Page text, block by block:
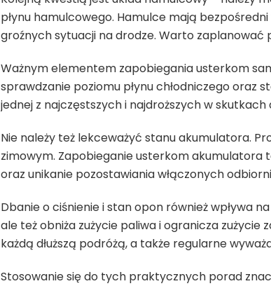
płynu hamulcowego. Hamulce mają
groźnych sytuacji na drodze. Warto
Ważnym elementem zapobiegania usterkom
sprawdzanie poziomu płynu chłodniczego oraz
jednej z najczęstszych i najdroższych w skutkach
Nie należy też lekceważyć stanu akumulatora.
zimowym. Zapobieganie usterkom akumulatora
oraz unikanie pozostawiania włączonych
Dbanie o ciśnienie i stan opon również wpływa
ale też obniża zużycie paliwa i ogranicza zużycie
każdą dłuższą podróżą, a także regularne
Stosowanie się do tych praktycznych porad